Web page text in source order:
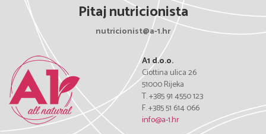
Pitaj nutricionista
nutricionist@a-1.hr
A1 d.o.o.
Ciottina ulica 26
51000 Rijeka
T. +385 91 4550 123
F. +385 51 614 066
info@a-1.hr